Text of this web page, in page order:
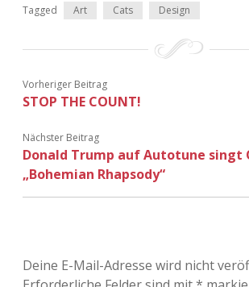
Tagged Art Cats Design
Vorheriger Beitrag
STOP THE COUNT!
Nächster Beitrag
Donald Trump auf Autotune singt
„Bohemian Rhapsody“
Deine E-Mail-Adresse wird nicht